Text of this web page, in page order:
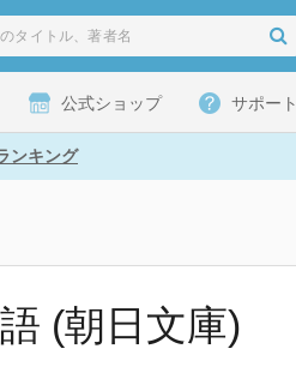
公式ショップ サポート
ンキング
(朝日文庫)